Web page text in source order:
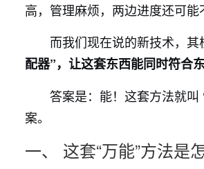
高，管理麻烦，两边进度还可能
而我们现在说的新技术，
配器”，让这套东西能同时符合
答案是：能！这套方法就叫
案。
一、 这套“万能”方法是